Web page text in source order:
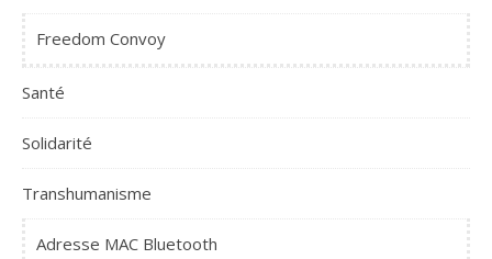
Freedom Convoy
Santé
Solidarité
Transhumanisme
Adresse MAC Bluetooth